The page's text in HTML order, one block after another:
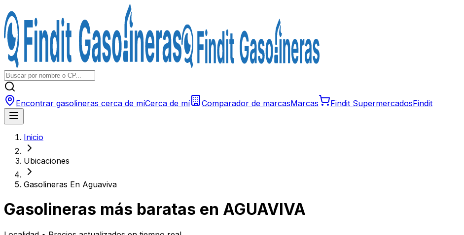
Encontrar gasolineras cerca de míCerca de mí Comparador de marcasMarcas Findit SupermercadosFindit
Inicio
Ubicaciones
Gasolineras En Aguaviva
Gasolineras más baratas en AGUAVIVA